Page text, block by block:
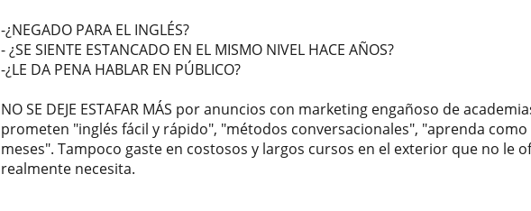
-¿NEGADO PARA EL INGLÉS?
- ¿SE SIENTE ESTANCADO EN EL MISMO NIVEL HACE AÑOS?
-¿LE DA PENA HABLAR EN PÚBLICO?
NO SE DEJE ESTAFAR MÁS por anuncios con marketing engañoso de
prometen "inglés fácil y rápido", "métodos conversacionales", "aprenda
meses". Tampoco gaste en costosos y largos cursos en el exterior que no le
realmente necesita.